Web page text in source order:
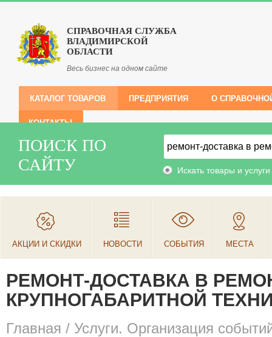
СПРАВОЧНАЯ СЛУЖБА
ВЛАДИМИРСКОЙ
ОБЛАСТИ
Весь бизнес на одном сайте
КАТАЛОГ ТОВАРОВ ПРЕДПРИЯТИЯ О
КОНТАКТЫ
ПОИСК ПО
САЙТУ
Искать товары и услуги
АКЦИИ И СКИДКИ НОВОСТИ СОБЫТИЯ МЕСТА
РЕМОНТ-ДОСТАВКА В
КРУПНОГАБАРИТНОЙ
Главная / Услуги. Организация